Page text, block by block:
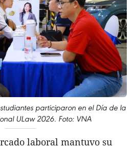
participaron en el Día de la
ULaw 2026. Foto: VNA
laboral mantuvo su